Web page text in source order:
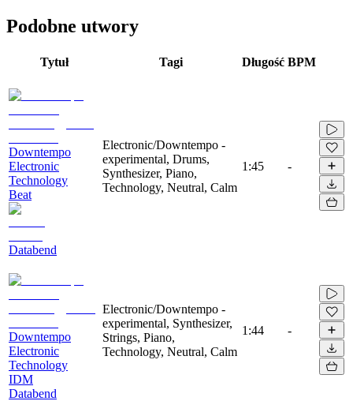
Podobne utwory
Tytuł Tagi Długość BPM
Downtempo
Electronic
Technology
Beat
Databend
Electronic/Downtempo -
experimental, Drums,
Synthesizer, Piano,
Technology, Neutral, Calm
1:45 -
Downtempo
Electronic
Technology
IDM
Databend
Electronic/Downtempo -
experimental, Synthesizer,
Strings, Piano,
Technology, Neutral, Calm
1:44 -